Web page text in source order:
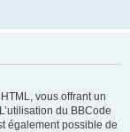
vous offrant un
du BBCode
également possible de